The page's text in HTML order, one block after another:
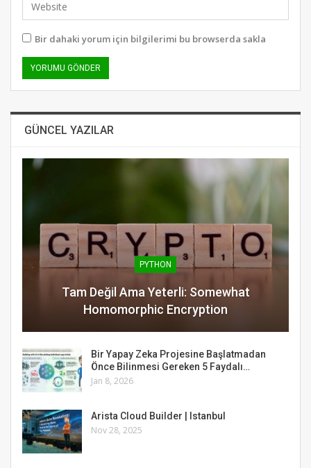
Bir dahaki yorum için bilgilerimi bu browserda sakla
GÜNCEL YAZILAR
PYTHON
Tam Değil Ama Yeterli: Somewhat
Homomorphic Encryption
Bir Yapay Zeka Projesine Başlatmadan
Önce Bilinmesi Gereken 5 Faydalı…
Jan 8, 2026
Arista Cloud Builder | Istanbul
Nov 28, 2025